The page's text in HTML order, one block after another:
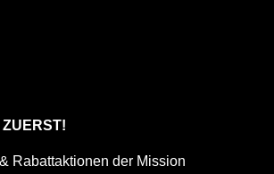
Rabattaktionen der Mission